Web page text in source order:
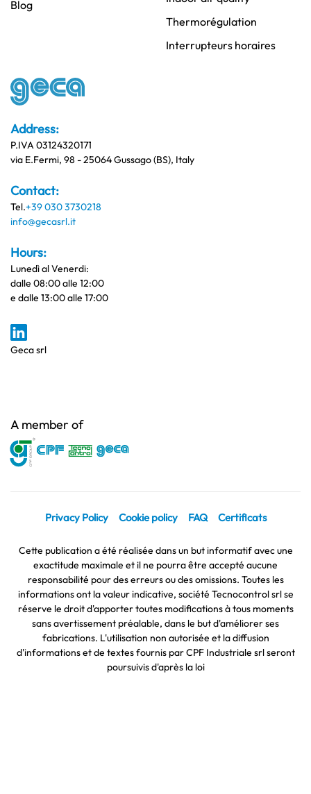
Address:
P.IVA 03124320171
via E.Fermi, 98 - 25064 Gussago (BS), Italy
Contact:
Tel.+39 030 3730218
info@gecasrl.it
Hours:
Lunedì al Venerdi:
dalle 08:00 alle 12:00
e dalle 13:00 alle 17:00
Geca srl
Blog
Thermorégulation
Interrupteurs horaires
A member of
Privacy Policy Cookie policy FAQ Certificats
Cette publication a été réalisée dans un but informatif avec une
exactitude maximale et il ne pourra être accepté aucune
responsabilité pour des erreurs ou des omissions. Toutes les
informations ont la valeur indicative, société Tecnocontrol srl se
réserve le droit d'apporter toutes modifications à tous moments
sans avertissement préalable, dans le but d'améliorer ses
fabrications. L'utilisation non autorisée et la diffusion
d'informations et de textes fournis par CPF Industriale srl seront
poursuivis d'après la loi